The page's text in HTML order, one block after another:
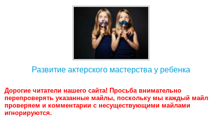
Развитие актерского мастерства у ребенка
Дорогие читатели нашего сайта! Просьба внимательно
перепроверять указанные майлы, поскольку мы каждый майл
проверяем и комментарии с несуществующими майлами
игнорируются.